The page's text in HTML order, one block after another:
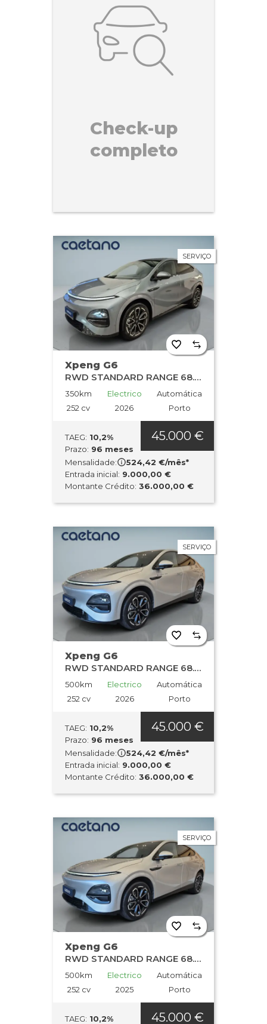
Check-up
completo
SERVIÇO
Xpeng G6
RWD STANDARD RANGE 68.5kWh
350km
252 cv
Electrico
2026
Automática
Porto
TAEG: 10,2%
Prazo: 96 meses
Mensalidade:
524,42 €/mês*
Entrada inicial: 9.000,00 €
Montante Crédito: 36.000,00 €
45.000 €
SERVIÇO
Xpeng G6
RWD STANDARD RANGE 68.5kWh
500km
252 cv
Electrico
2026
Automática
Porto
TAEG: 10,2%
Prazo: 96 meses
Mensalidade:
524,42 €/mês*
Entrada inicial: 9.000,00 €
Montante Crédito: 36.000,00 €
45.000 €
SERVIÇO
Xpeng G6
RWD STANDARD RANGE 68.5kWh
500km
252 cv
Electrico
2025
Automática
Porto
TAEG: 10,2%
45.000 €